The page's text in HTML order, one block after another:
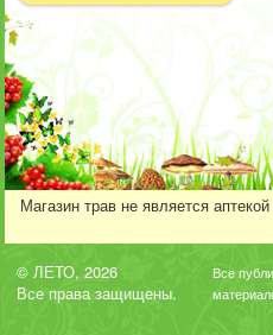
Магазин трав не является
© ЛЕТО, 2026
Все права защищены.
Все